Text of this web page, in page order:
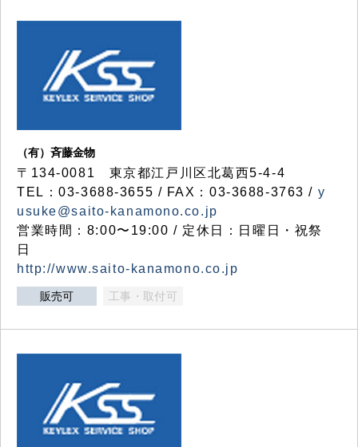
（有）斉藤金物
〒134-0081 東京都江戸川区北葛西5-4-4
TEL：03-3688-3655 / FAX：03-3688-3763 / y
usuke@saito-kanamono.co.jp
営業時間：8:00〜19:00 / 定休日：日曜日・祝祭
日
http://www.saito-kanamono.co.jp
販売可 工事・取付可